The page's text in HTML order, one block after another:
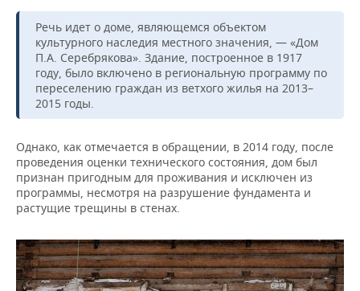
КИБЕРСПОРТ
ФИГУРНОЕ КАТАНИЕ
ВОДНЫЕ ВИДЫ СПОРТА
КУЛЬТУРА
МЕДИЦИНА
ОБРАЗОВАНИЕ
СПИСОК КОМПАНИЙ
Речь идет о доме, являющемся объектом
культурного наследия местного значения, — «Дом
П.А. Серебрякова». Здание, построенное в 1917
году, было включено в региональную программу по
переселению граждан из ветхого жилья на 2013–
2015 годы.
Однако, как отмечается в обращении, в 2014 году, после
проведения оценки технического состояния, дом был
признан пригодным для проживания и исключен из
программы, несмотря на разрушение фундамента и
растущие трещины в стенах.